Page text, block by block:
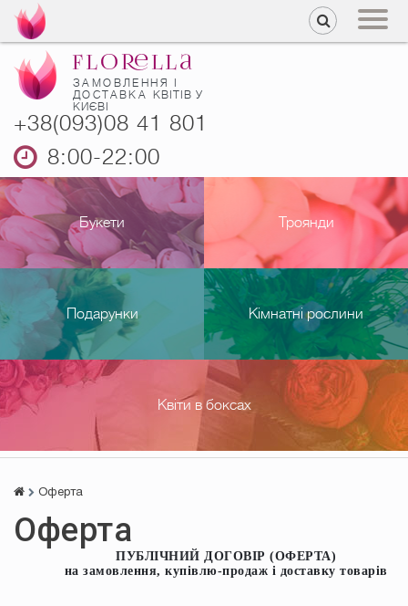
ЗАМОВЛЕННЯ І
ДОСТАВКА КВІТІВ У
КИЄВІ
+38(093)08 41 801
8:00-22:00
Букети Троянди
Подарунки Кімнатні рослини
Квіти в боксах
Оферта
Оферта
ПУБЛІЧНИЙ ДОГОВІР (ОФЕРТА)
на замовлення, купівлю-продаж і доставку товарів